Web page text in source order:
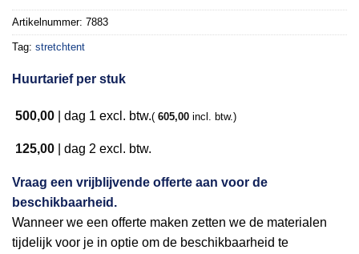
verlanglijst
Artikelnummer: 7883
Tag: stretchtent
Huurtarief per stuk
500,00 dag 1 excl. btw.( 605,00 incl. btw.)
125,00 dag 2 excl. btw.
Vraag een vrijblijvende offerte aan voor de
beschikbaarheid.
Wanneer we een offerte maken zetten we de materialen
tijdelijk voor je in optie om de beschikbaarheid te